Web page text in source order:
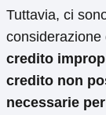
Tuttavia, ci
considerazione
credito
credito non
necessarie